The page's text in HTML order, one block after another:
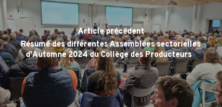
Article précédent
Résumé des différentes Assemblées sectorielles
d'Automne 2024 du Collège des Producteurs